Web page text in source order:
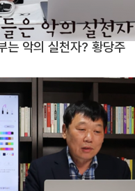
는 악의 실천자? 황당주